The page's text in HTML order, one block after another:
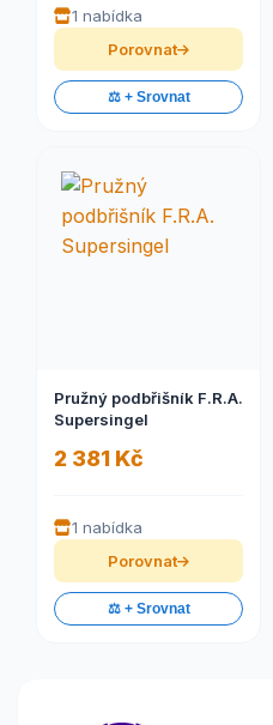
1 nabídka
Porovnat
⚖️ + Srovnat
Pružný podbřišník F.R.A.
Supersingel
2 381 Kč
1 nabídka
Porovnat
⚖️ + Srovnat